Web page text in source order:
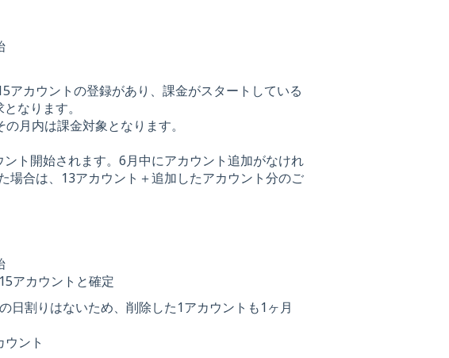
カウントの登録があり、課金がスタートしている
なります。
月内は課金対象となります。
ト開始されます。6月中にアカウント追加がなけれ
場合は、13アカウント＋追加したアカウント分のご
アカウントと確定
日割りはないため、削除した1アカウントも1ヶ月
ント